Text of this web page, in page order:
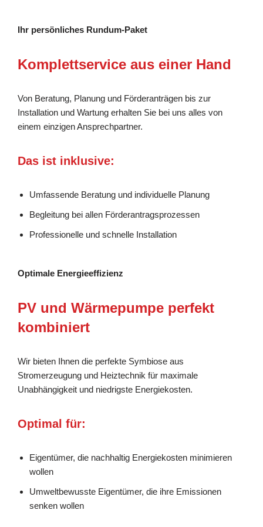
Ihr persönliches Rundum-Paket
Komplettservice aus einer Hand
Von Beratung, Planung und Förderanträgen bis zur
Installation und Wartung erhalten Sie bei uns alles von
einem einzigen Ansprechpartner.
Das ist inklusive:
Umfassende Beratung und individuelle Planung
Begleitung bei allen Förderantragsprozessen
Professionelle und schnelle Installation
Optimale Energieeffizienz
PV und Wärmepumpe perfekt
kombiniert
Wir bieten Ihnen die perfekte Symbiose aus
Stromerzeugung und Heiztechnik für maximale
Unabhängigkeit und niedrigste Energiekosten.
Optimal für:
Eigentümer, die nachhaltig Energiekosten minimieren
wollen
Umweltbewusste Eigentümer, die ihre Emissionen
senken wollen